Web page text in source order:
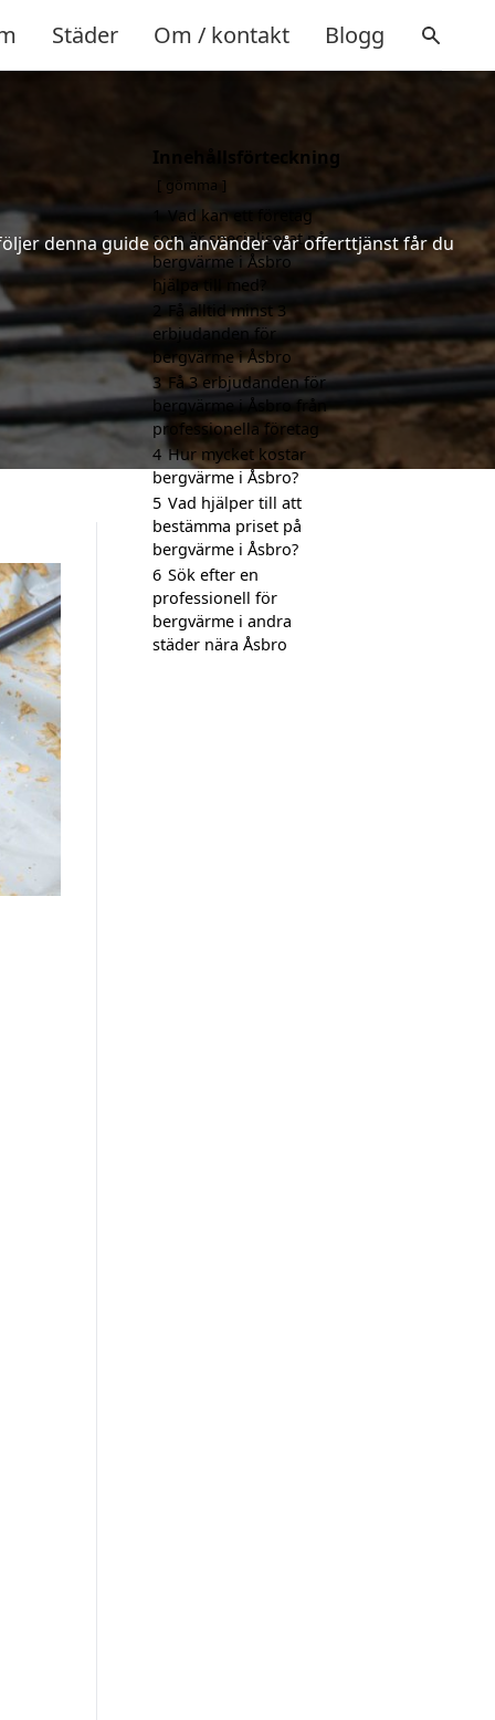
Städer Om / kontakt Blogg
denna guide och använder vår offerttjänst får du
Innehållsförteckning
gömma
1 Vad kan ett företag
som är specialiserat på
bergvärme i Åsbro
hjälpa till med?
2 Få alltid minst 3
erbjudanden för
bergvärme i Åsbro
3 Få 3 erbjudanden för
bergvärme i Åsbro från
professionella företag
4 Hur mycket kostar
bergvärme i Åsbro?
5 Vad hjälper till att
bestämma priset på
bergvärme i Åsbro?
6 Sök efter en
professionell för
bergvärme i andra
städer nära Åsbro